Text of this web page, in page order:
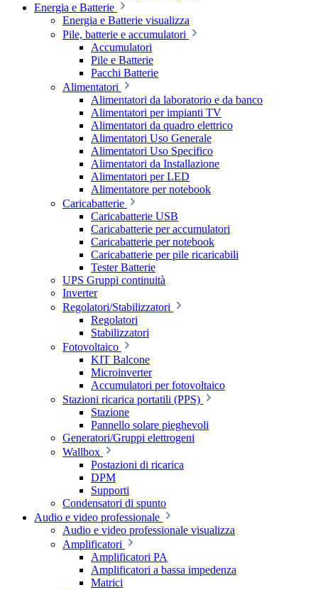
Energia e Batterie
Energia e Batterie visualizza
Pile, batterie e accumulatori
Accumulatori
Pile e Batterie
Pacchi Batterie
Alimentatori
Alimentatori da laboratorio e da banco
Alimentatori per impianti TV
Alimentatori da quadro elettrico
Alimentatori Uso Generale
Alimentatori Uso Specifico
Alimentatori da Installazione
Alimentatori per LED
Alimentatore per notebook
Caricabatterie
Caricabatterie USB
Caricabatterie per accumulatori
Caricabatterie per notebook
Caricabatterie per pile ricaricabili
Tester Batterie
UPS Gruppi continuità
Inverter
Regolatori/Stabilizzatori
Regolatori
Stabilizzatori
Fotovoltaico
KIT Balcone
Microinverter
Accumulatori per fotovoltaico
Stazioni ricarica portatili (PPS)
Stazione
Pannello solare pieghevoli
Generatori/Gruppi elettrogeni
Wallbox
Postazioni di ricarica
DPM
Supporti
Condensatori di spunto
Audio e video professionale
Audio e video professionale visualizza
Amplificatori
Amplificatori PA
Amplificatori a bassa impedenza
Matrici